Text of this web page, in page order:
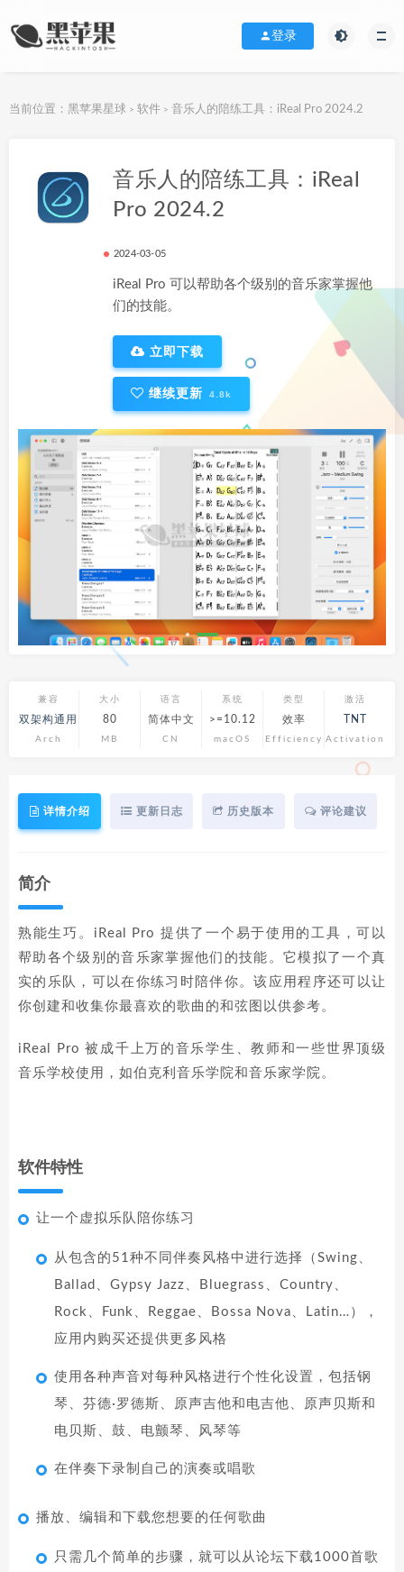
登录
当前位置： 黑苹果星球 > 软件 > 音乐人的陪练工具：iReal Pro 2024.2
音乐人的陪练工具：iReal
Pro 2024.2
2024-03-05
iReal Pro 可以帮助各个级别的音乐家掌握他
们的技能。
立即下载
继续更新 4.8k
兼容
双架构通用
Arch
大小
80
MB
语言
简体中文
CN
系统
>=10.12
macOS
类型
效率
Efficiency
激活
TNT
Activation
详情介绍 更新日志 历史版本 评论建议
简介
熟能生巧。iReal Pro 提供了一个易于使用的工具，可以
帮助各个级别的音乐家掌握他们的技能。它模拟了一个真
实的乐队，可以在你练习时陪伴你。该应用程序还可以让
你创建和收集你最喜欢的歌曲的和弦图以供参考。
iReal Pro 被成千上万的音乐学生、教师和一些世界顶级
音乐学校使用，如伯克利音乐学院和音乐家学院。
软件特性
让一个虚拟乐队陪你练习
从包含的51种不同伴奏风格中进行选择（Swing、
Ballad、Gypsy Jazz、Bluegrass、Country、
Rock、Funk、Reggae、Bossa Nova、Latin…），
应用内购买还提供更多风格
使用各种声音对每种风格进行个性化设置，包括钢
琴、芬德·罗德斯、原声吉他和电吉他、原声贝斯和
电贝斯、鼓、电颤琴、风琴等
在伴奏下录制自己的演奏或唱歌
播放、编辑和下载您想要的任何歌曲
只需几个简单的步骤，就可以从论坛下载1000首歌